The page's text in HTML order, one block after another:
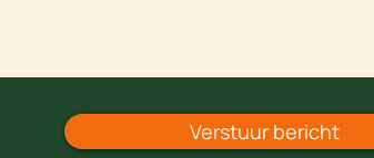
Verstuur bericht